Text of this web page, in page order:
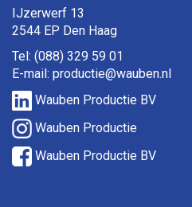
IJzerwerf 13
2544 EP Den Haag
Tel: (088) 329 59 01
E-mail: productie@wauben.nl
Wauben Productie BV
Wauben Productie
Wauben Productie BV